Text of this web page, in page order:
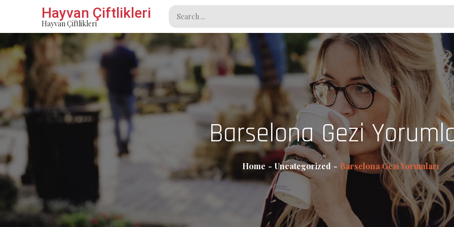
content
Hayvan Çiftlikleri
Hayvan Çiftlikleri
Search
for:
Barselona Gezi
Home Uncategorized Barselona Gezi Yorumları